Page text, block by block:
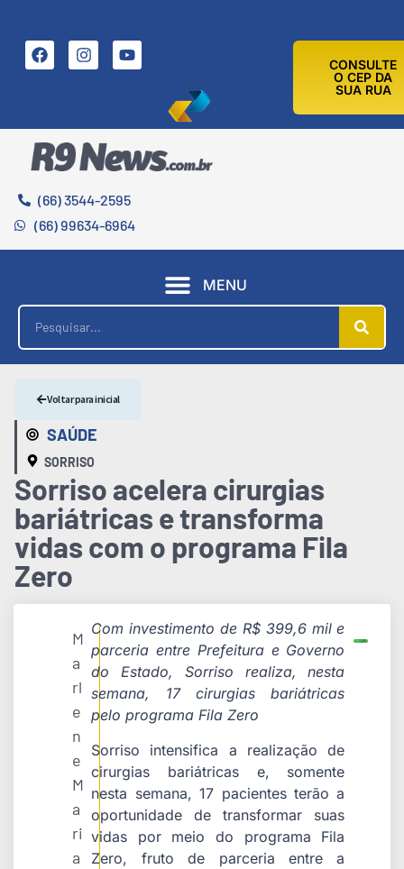
CONSULTE
O CEP DA
SUA RUA
(66) 3544-2595
(66) 99634-6964
MENU
SAÚDE
SORRISO
Voltar para inicial
Sorriso acelera cirurgias
bariátricas e transforma
vidas com o programa Fila
Zero
M
a
rl
e
n
e
M
a
ri
a
Com investimento de R$ 399,6 mil e
parceria entre Prefeitura e Governo
do Estado, Sorriso realiza, nesta
semana, 17 cirurgias bariátricas
pelo programa Fila Zero
Sorriso intensifica a realização de
cirurgias bariátricas e, somente
nesta semana, 17 pacientes terão a
oportunidade de transformar suas
vidas por meio do programa Fila
Zero, fruto de parceria entre a